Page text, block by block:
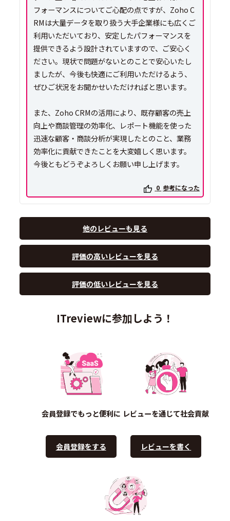
フォーマンスについてご心配の点ですが、Zoho C
RMは大量データを取り扱う大手企業様にも広くご
利用いただいており、安定したパフォーマンスを
提供できるよう設計されていますので、ご安心く
ださい。現状で問題がないとのことで安心いたし
ましたが、今後も快適にご利用いただけるよう、
ぜひご状況をお聞かせいただければと思います。
また、Zoho CRMの活用により、既存顧客の売上
向上や商談管理の効率化、レポート機能を使った
迅速な顧客・商談分析が実現したとのこと、業務
効率化に貢献できたことを大変嬉しく思います。
今後ともどうぞよろしくお願い申し上げます。
0 参考になった
他のレビューも見る
評価の高いレビューを見る
評価の低いレビューを見る
ITreviewに参加しよう！
会員登録でもっと便利に
会員登録をする
レビューを通じて社会貢献
レビューを書く